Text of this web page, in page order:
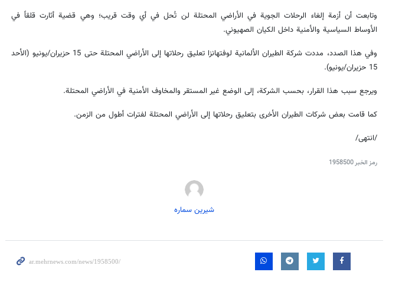
وتابعت أن أزمة إلغاء الرحلات الجوية في الأراضي المحتلة لن تُحل في أي وقت قريب؛ وهي قضية أثارت قلقاً في
الأوساط السياسية والأمنية داخل الكيان الصهيوني.
وفي هذا الصدد، مددت شركة الطيران الألمانية لوفتهانزا تعليق رحلاتها إلى الأراضي المحتلة حتى 15 حزيران/يونيو (الأحد
15 حزيران/يونيو).
ويرجع سبب هذا القرار، بحسب الشركة، إلى الوضع غير المستقر والمخاوف الأمنية في الأراضي المحتلة.
كما قامت بعض شركات الطيران الأخرى بتعليق رحلاتها إلى الأراضي المحتلة لفترات أطول من الزمن.
/انتهى/
رمز الخبر1958500
شیرین سماره